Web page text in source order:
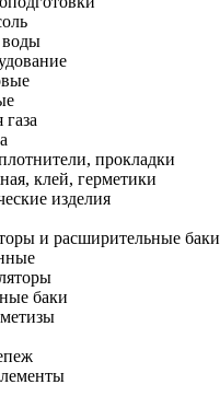
прокладки
клей, герметики
изделия
и расширительные баки
баки